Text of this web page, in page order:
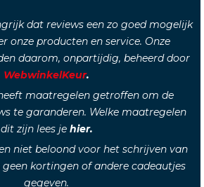
dat reviews een zo goed mogelijk
onze producten en service. Onze
daarom, onpartijdig, beheerd door
WebwinkelKeur.
maatregelen getroffen om de
te garanderen. Welke maatregelen
dit zijn lees je hier.
niet beloond voor het schrijven van
geen kortingen of andere cadeautjes
gegeven.